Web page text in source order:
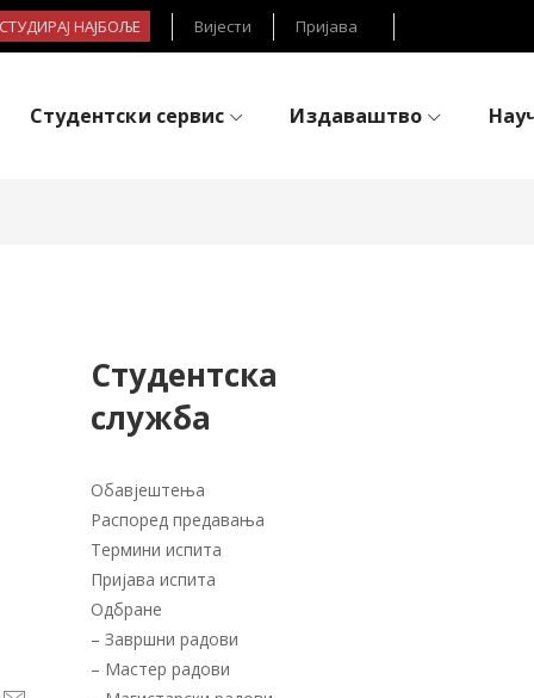
НАЈБОЉЕ Вијести Пријава
Студентски сервис Издаваштво
Студентска
служба
Обавјештења
Распоред предавања
Термини испита
Пријава испита
Одбране
– Завршни радови
– Мастер радови